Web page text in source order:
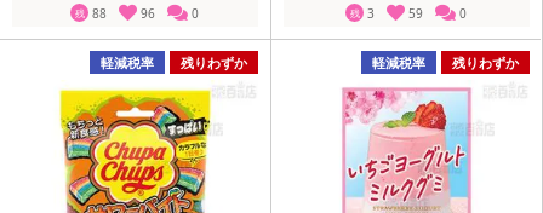
残 88 96 0 残 3 59 0
軽減税率 残りわずか 軽減税率 残りわずか